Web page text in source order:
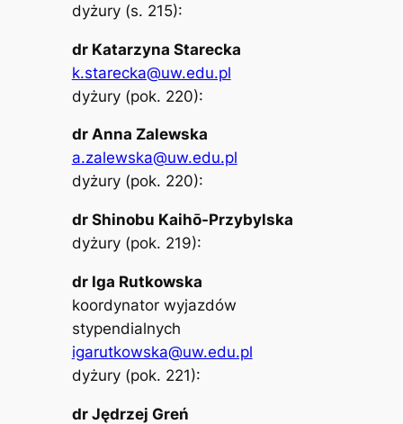
dyżury (s. 215):
dr Katarzyna Starecka
k.starecka@uw.edu.pl
dyżury (pok. 220):
dr Anna Zalewska
a.zalewska@uw.edu.pl
dyżury (pok. 220):​
dr Shinobu Kaihō-Przybylska
dyżury (pok. 219):​
dr Iga Rutkowska
koordynator wyjazdów
stypendialnych
igarutkowska@uw.edu.pl
dyżury (pok. 221):
dr Jędrzej Greń